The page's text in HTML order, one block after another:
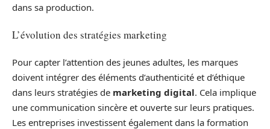
dans sa production.
L’évolution des stratégies marketing
Pour capter l’attention des jeunes adultes, les marques
doivent intégrer des éléments d’authenticité et d’éthique
dans leurs stratégies de marketing digital. Cela implique
une communication sincère et ouverte sur leurs pratiques.
Les entreprises investissent également dans la formation